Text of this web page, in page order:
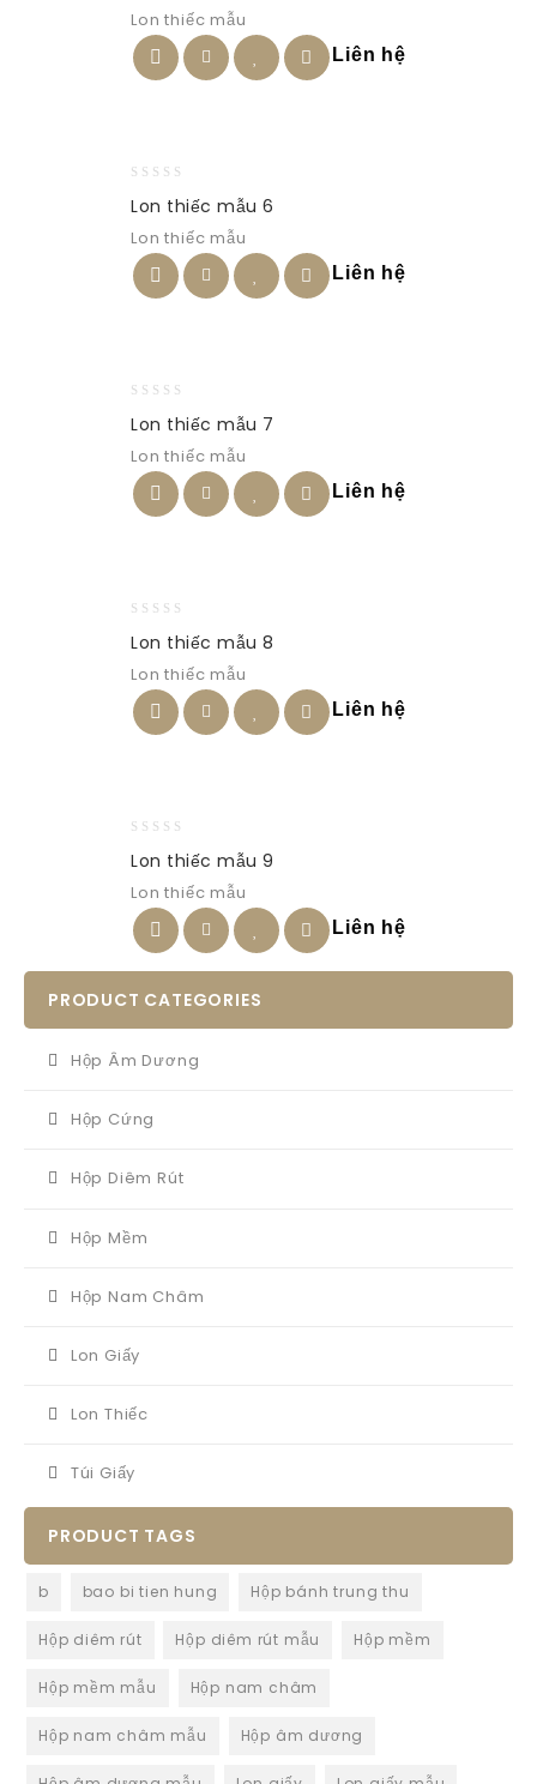
of
5
Lon thiếc mẫu
Liên hệ
out
of
5
Lon thiếc mẫu 6
Lon thiếc mẫu
Liên hệ
out
of
5
Lon thiếc mẫu 7
Lon thiếc mẫu
Liên hệ
out
of
5
Lon thiếc mẫu 8
Lon thiếc mẫu
Liên hệ
out
of
5
Lon thiếc mẫu 9
Lon thiếc mẫu
Liên hệ
PRODUCT CATEGORIES
Hộp Âm Dương
Hộp Cứng
Hộp Diêm Rút
Hộp Mềm
Hộp Nam Châm
Lon Giấy
Lon Thiếc
Túi Giấy
PRODUCT TAGS
b bao bi tien hung Hộp bánh trung thu
Hộp diêm rút Hộp diêm rút mẫu Hộp mềm
Hộp mềm mẫu Hộp nam châm
Hộp nam châm mẫu Hộp âm dương